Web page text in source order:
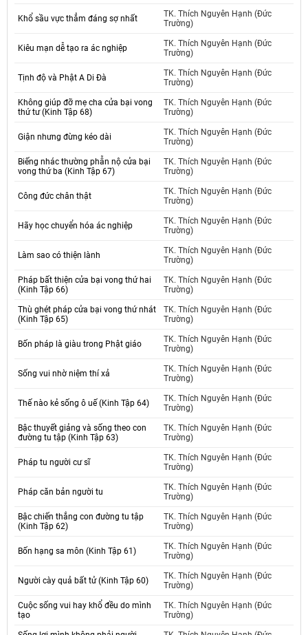
Khổ sầu vực thẳm đáng sợ nhất
TK. Thích Nguyên Hạnh (Đức
Trường)
Kiêu mạn dễ tạo ra ác nghiệp
TK. Thích Nguyên Hạnh (Đức
Trường)
Tịnh độ và Phật A Di Đà
TK. Thích Nguyên Hạnh (Đức
Trường)
Không giúp đỡ mẹ cha cửa bại vong
thứ tư (Kinh Tập 68)
TK. Thích Nguyên Hạnh (Đức
Trường)
Giận nhưng đừng kéo dài
TK. Thích Nguyên Hạnh (Đức
Trường)
Biếng nhác thường phẫn nộ cửa bại
vong thứ ba (Kinh Tập 67)
TK. Thích Nguyên Hạnh (Đức
Trường)
Công đức chân thật
TK. Thích Nguyên Hạnh (Đức
Trường)
Hãy học chuyển hóa ác nghiệp
TK. Thích Nguyên Hạnh (Đức
Trường)
Làm sao có thiện lành
TK. Thích Nguyên Hạnh (Đức
Trường)
Pháp bất thiện cửa bại vong thứ hai
(Kinh Tập 66)
TK. Thích Nguyên Hạnh (Đức
Trường)
Thù ghét pháp cửa bại vong thứ nhát
(Kinh Tập 65)
TK. Thích Nguyên Hạnh (Đức
Trường)
Bốn pháp là giàu trong Phật giáo
TK. Thích Nguyên Hạnh (Đức
Trường)
Sống vui nhờ niệm thí xả
TK. Thích Nguyên Hạnh (Đức
Trường)
Thế nào kẻ sống ô uế (Kinh Tập 64)
TK. Thích Nguyên Hạnh (Đức
Trường)
Bậc thuyết giảng và sống theo con
đường tu tập (Kinh Tập 63)
TK. Thích Nguyên Hạnh (Đức
Trường)
Pháp tu người cư sĩ
TK. Thích Nguyên Hạnh (Đức
Trường)
Pháp căn bản người tu
TK. Thích Nguyên Hạnh (Đức
Trường)
Bậc chiến thắng con đường tu tập
(Kinh Tập 62)
TK. Thích Nguyên Hạnh (Đức
Trường)
Bốn hạng sa môn (Kinh Tập 61)
TK. Thích Nguyên Hạnh (Đức
Trường)
Người cày quả bất tử (Kinh Tập 60)
TK. Thích Nguyên Hạnh (Đức
Trường)
Cuộc sống vui hay khổ đều do mình
tạo
TK. Thích Nguyên Hạnh (Đức
Trường)